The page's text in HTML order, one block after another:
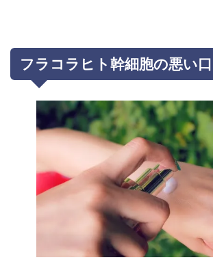
フラコラヒト幹細胞の悪い口